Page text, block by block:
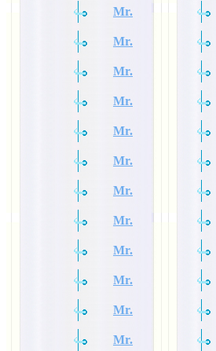
Mr.
Mr.
Mr.
Mr.
Mr.
Mr.
Mr.
Mr.
Mr.
Mr.
Mr.
Mr.